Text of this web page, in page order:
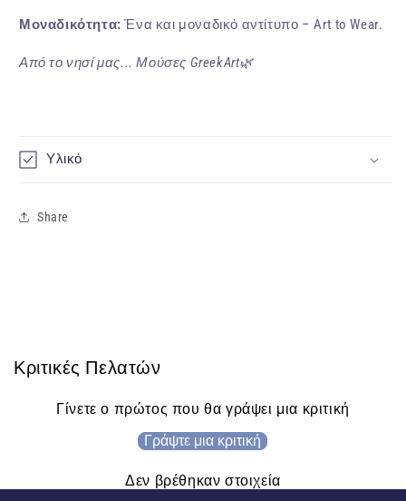
Μοναδικότητα: Ένα και μοναδικό αντίτυπο – Art to Wear.
Από το νησί μας... Μούσες GreekArt🌿
Υλικό
Share
Κριτικές Πελατών
Γίνετε ο πρώτος που θα γράψει μια κριτική
Γράψτε μια κριτική
Δεν βρέθηκαν στοιχεία